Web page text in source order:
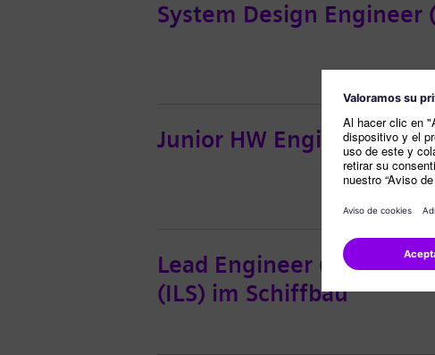
System Design Engineer
Junior HW Engineer
Lead Engineer (w/m/d)
(ILS) im Schiffbau